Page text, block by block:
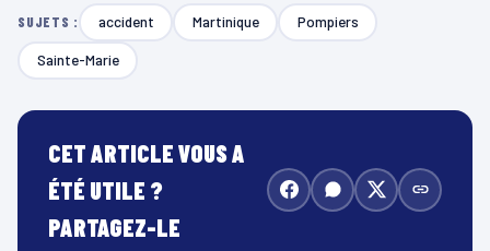
SUJETS : accident Martinique Pompiers
Sainte-Marie
CET ARTICLE VOUS A
ÉTÉ UTILE ?
PARTAGEZ-LE